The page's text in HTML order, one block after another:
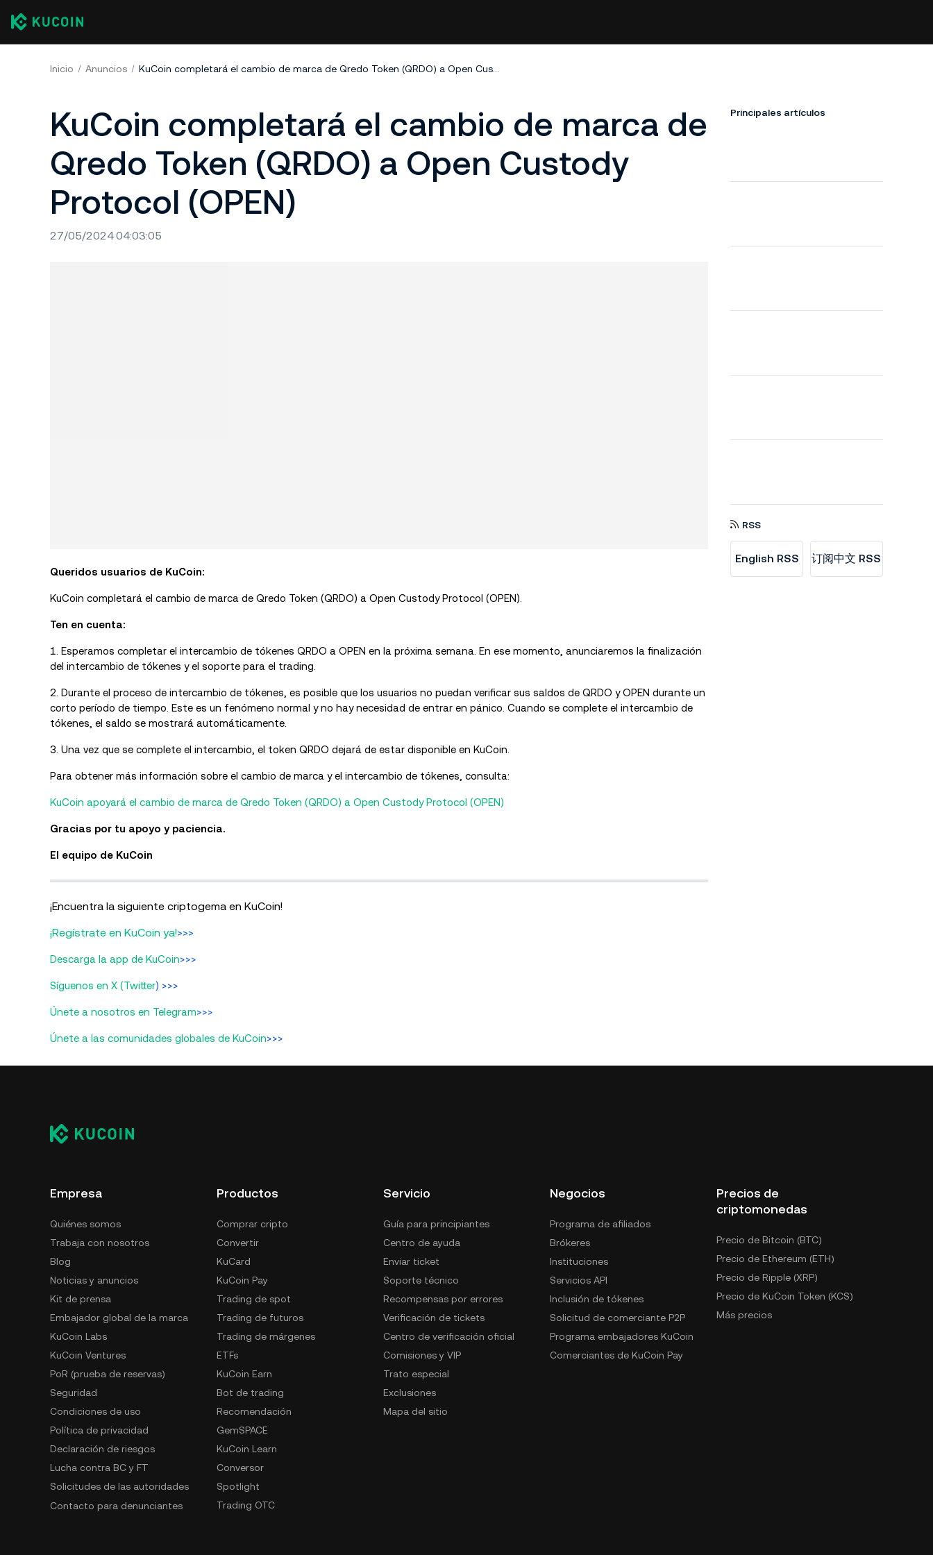
Inicio Anuncios KuCoin completará el cambio de marca de Qredo Token (QRDO) a Open Custody Protocol (OPEN)
KuCoin completará el cambio de marca de
Qredo Token (QRDO) a Open Custody
Protocol (OPEN)
27/05/2024 04:03:05
Queridos usuarios de KuCoin:
KuCoin completará el cambio de marca de Qredo Token (QRDO) a Open Custody Protocol (OPEN).
Ten en cuenta:
1. Esperamos completar el intercambio de tókenes QRDO a OPEN en la próxima semana. En ese momento, anunciaremos la finalización
del intercambio de tókenes y el soporte para el trading.
2. Durante el proceso de intercambio de tókenes, es posible que los usuarios no puedan verificar sus saldos de QRDO y OPEN durante un
corto período de tiempo. Este es un fenómeno normal y no hay necesidad de entrar en pánico. Cuando se complete el intercambio de
tókenes, el saldo se mostrará automáticamente.
3. Una vez que se complete el intercambio, el token QRDO dejará de estar disponible en KuCoin.
Para obtener más información sobre el cambio de marca y el intercambio de tókenes, consulta:
KuCoin apoyará el cambio de marca de Qredo Token (QRDO) a Open Custody Protocol (OPEN)
Gracias por tu apoyo y paciencia.
El equipo de KuCoin
¡Encuentra la siguiente criptogema en KuCoin!
¡Regístrate en KuCoin ya!>>>
Descarga la app de KuCoin>>>
Síguenos en X (Twitter) >>>
Únete a nosotros en Telegram>>>
Únete a las comunidades globales de KuCoin>>>
Principales artículos
RSS
English RSS 订阅中文 RSS
Empresa
Quiénes somos
Trabaja con nosotros
Blog
Noticias y anuncios
Kit de prensa
Embajador global de la marca
KuCoin Labs
KuCoin Ventures
PoR (prueba de reservas)
Seguridad
Condiciones de uso
Política de privacidad
Declaración de riesgos
Lucha contra BC y FT
Solicitudes de las autoridades
Contacto para denunciantes
Productos
Comprar cripto
Convertir
KuCard
KuCoin Pay
Trading de spot
Trading de futuros
Trading de márgenes
ETFs
KuCoin Earn
Bot de trading
Recomendación
GemSPACE
KuCoin Learn
Conversor
Spotlight
Trading OTC
Servicio
Guía para principiantes
Centro de ayuda
Enviar ticket
Soporte técnico
Recompensas por errores
Verificación de tickets
Centro de verificación oficial
Comisiones y VIP
Trato especial
Exclusiones
Mapa del sitio
Negocios
Programa de afiliados
Brókeres
Instituciones
Servicios API
Inclusión de tókenes
Solicitud de comerciante P2P
Programa embajadores KuCoin
Comerciantes de KuCoin Pay
Precios de
criptomonedas
Precio de Bitcoin (BTC)
Precio de Ethereum (ETH)
Precio de Ripple (XRP)
Precio de KuCoin Token (KCS)
Más precios